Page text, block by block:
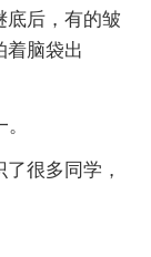
底后，有的皱
着脑袋出
很多同学，